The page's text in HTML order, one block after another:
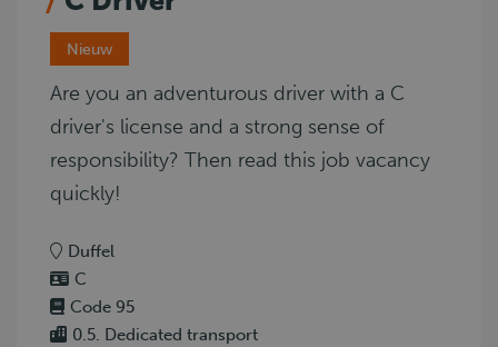
Nieuw
Are you an adventurous driver with a C
driver's license and a strong sense of
responsibility? Then read this job vacancy
quickly!
Duffel
C
Code 95
0.5. Dedicated transport